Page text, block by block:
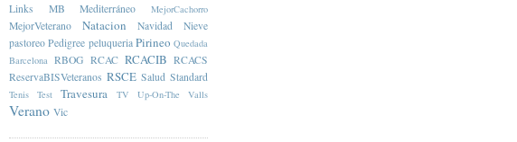
Links MB Mediterráneo MejorCachorro
MejorVeterano Natacion Navidad
Nieve
pastoreo Pedigree peluqueria Pirineo Quedada
Barcelona RBOG RCAC RCACIB RCACS
ReservaBISVeteranos RSCE Salud Standard
Tenis Test Travesura TV Up-On-The Valls
Verano Vic